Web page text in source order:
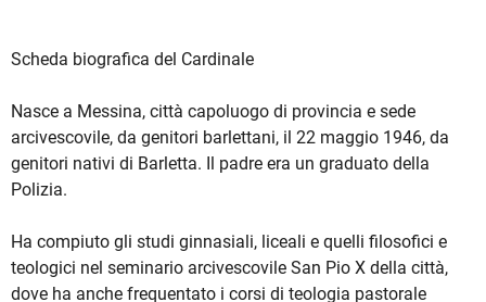
Scheda biografica del Cardinale
Nasce a Messina, città capoluogo di provincia e sede
arcivescovile, da genitori barlettani, il 22 maggio 1946, da
genitori nativi di Barletta. Il padre era un graduato della
Polizia.
Ha compiuto gli studi ginnasiali, liceali e quelli filosofici e
teologici nel seminario arcivescovile San Pio X della città,
dove ha anche frequentato i corsi di teologia pastorale